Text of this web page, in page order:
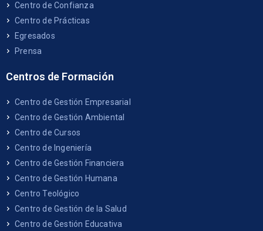
Centro de Confianza
Centro de Prácticas
Egresados
Prensa
Centros de Formación
Centro de Gestión Empresarial
Centro de Gestión Ambiental
Centro de Cursos
Centro de Ingeniería
Centro de Gestión Financiera
Centro de Gestión Humana
Centro Teológico
Centro de Gestión de la Salud
Centro de Gestión Educativa